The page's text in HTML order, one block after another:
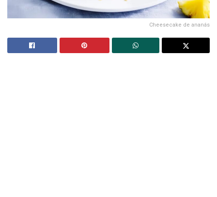
Cheesecake de ananás